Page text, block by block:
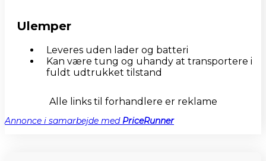
Ulemper
Leveres uden lader og batteri
Kan være tung og uhandy at transportere i
fuldt udtrukket tilstand
Alle links til forhandlere er reklame
Annonce i samarbejde med PriceRunner